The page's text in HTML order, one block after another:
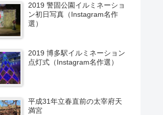
2019 警固公園イルミネーショ
ン初日写真（Instagram名作
選）
2019 博多駅イルミネーション
点灯式（Instagram名作選）
平成31年立春直前の太宰府天
満宮